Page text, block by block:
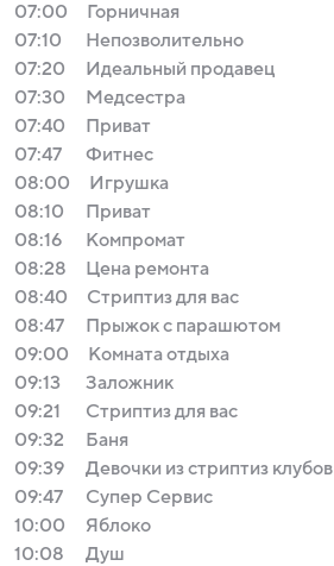
07:00
Горничная
07:10
Непозволительно
07:20
Идеальный продавец
07:30
Медсестра
07:40
Приват
07:47
Фитнес
08:00
Игрушка
08:10
Приват
08:16
Компромат
08:28
Цена ремонта
08:40
Стриптиз для вас
08:47
Прыжок с парашютом
09:00
Комната отдыха
09:13
Заложник
09:21
Стриптиз для вас
09:32
Баня
09:39
Девочки из стриптиз клубов
09:47
Супер Сервис
10:00
Яблоко
10:08
Душ